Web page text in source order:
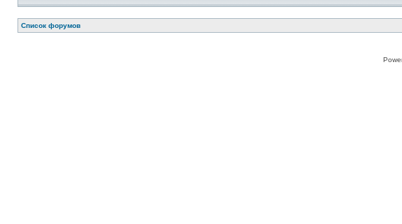
Список форумов